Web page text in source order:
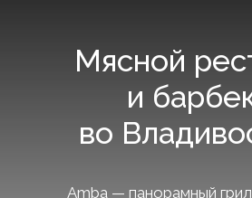
Amba — панорамный гриль-ресторан,
где можно попробовать премиальные виды
мяса, настоящее вагю и изысканные вина.
и насладитесь шикарным видом на город.
во Владивостоке